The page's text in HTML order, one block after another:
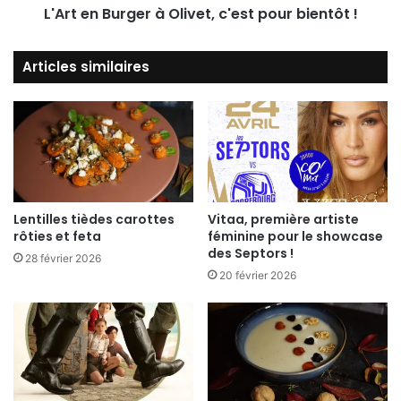
produits culinaires chinois, présentation de
des expos, des jeux de sociétés chinois …
photo : ORLÉANS METROPOLE , JGRELET
L'Art en Burger à Olivet, c'est pour bientôt !
Articles similaires
Lentilles tièdes carottes
rôties et feta
28 février 2026
Vitaa, première artiste
féminine pour le showcase
des Septors !
20 février 2026